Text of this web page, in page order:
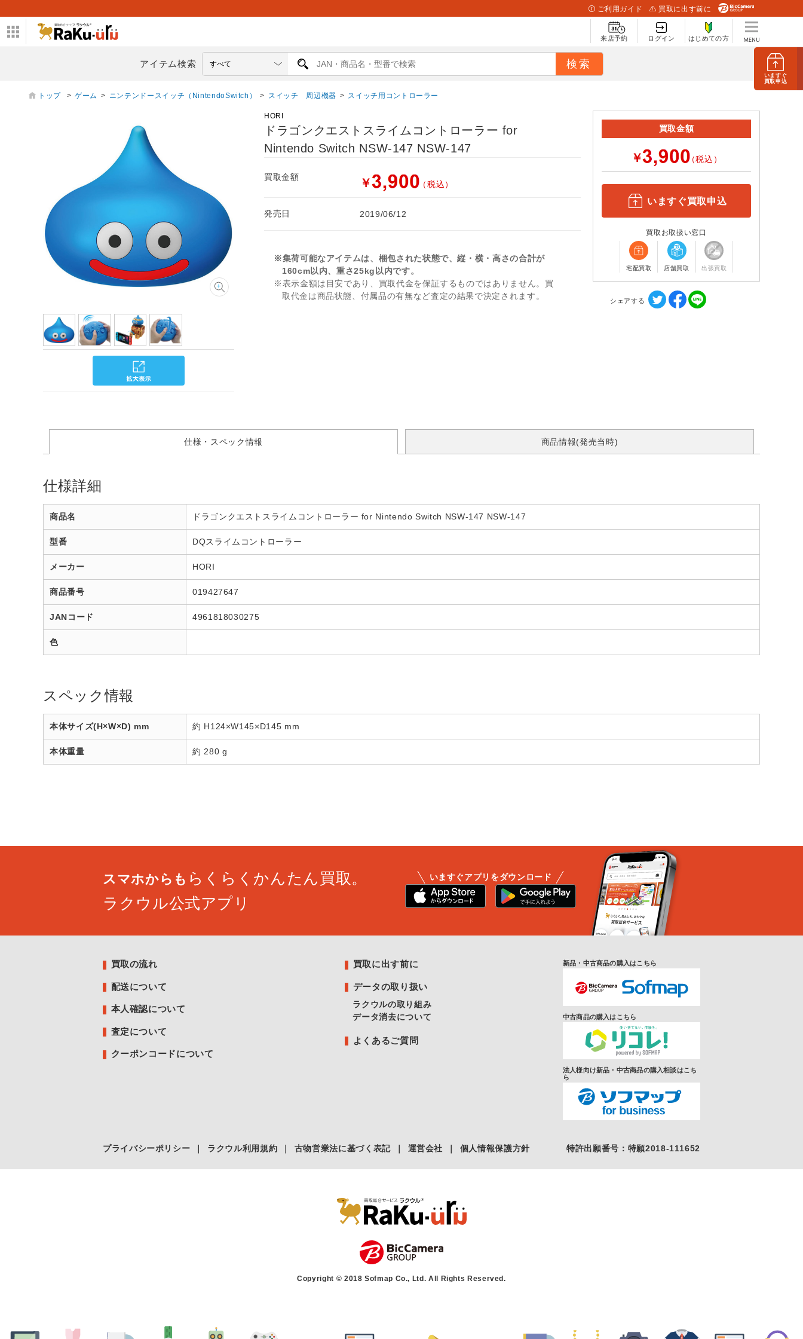
いますぐ
買取申込
ご利用ガイド 買取に出す前に
来店予約 ログイン はじめての方
アイテム検索
トップ > ゲーム > ニンテンドースイッチ（NintendoSwitch） > スイッチ 周辺機器 > スイッチ用コントローラー
HORI
ドラゴンクエストスライムコントローラー for
Nintendo Switch NSW-147 NSW-147
買取金額 ￥ （税込）
発売日 2019/06/12
※集荷可能なアイテムは、梱包された状態で、縦・横・高さの合計が
160cm以内、重さ25kg以内です。
※表示金額は目安であり、買取代金を保証するものではありません。買
取代金は商品状態、付属品の有無など査定の結果で決定されます。
買取金額
￥ （税込）
いますぐ買取申込
買取お取扱い窓口
宅配買取 店舗買取 出張買取
シェアする
仕様・スペック情報 商品情報(発売当時)
仕様詳細
商品名 ドラゴンクエストスライムコントローラー for Nintendo Switch NSW-147 NSW-147
型番 DQスライムコントローラー
メーカー HORI
商品番号 019427647
JANコード 4961818030275
色
スペック情報
本体サイズ(H×W×D) mm 約 H124×W145×D145 mm
本体重量 約 280 g
スマホからも らくらくかんたん買取。
ラクウル公式アプリ
いますぐアプリをダウンロード
買取の流れ
配送について
本人確認について
査定について
クーポンコードについて
買取に出す前に
データの取り扱い
ラクウルの取り組み
データ消去について
よくあるご質問
新品・中古商品の購入はこちら
中古商品の購入はこちら
法人様向け新品・中古商品の購入相談はこち
ら
プライバシーポリシー ラクウル利用規約 古物営業法に基づく表記 運営会社 個人情報保護方針 特許出願番号：特願2018-111652
Copyright © 2018 Sofmap Co., Ltd. All Rights Reserved.